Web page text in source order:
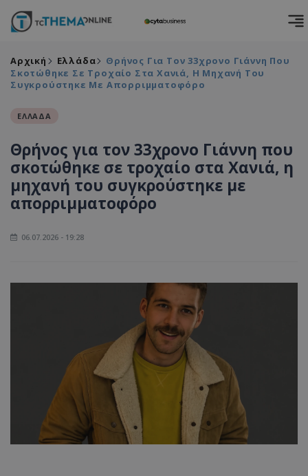
Αρχική Ελλάδα
Θρήνος Για Τον 33χρονο Γιάννη Που
Σκοτώθηκε Σε Τροχαίο Στα Χανιά, Η Μηχανή Του
Συγκρούστηκε Με Απορριμματοφόρο
ΕΛΛΑΔΑ
Θρήνος για τον 33χρονο Γιάννη που
σκοτώθηκε σε τροχαίο στα Χανιά, η
μηχανή του συγκρούστηκε με
απορριμματοφόρο
06.07.2026 - 19:28